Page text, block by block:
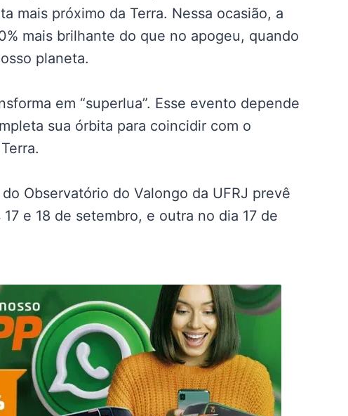
mais próximo da Terra. Nessa ocasião, a
mais brilhante do que no apogeu, quando
planeta.
em “superlua”. Esse evento depende
sua órbita para coincidir com o
Observatório do Valongo da UFRJ prevê
e 18 de setembro, e outra no dia 17 de